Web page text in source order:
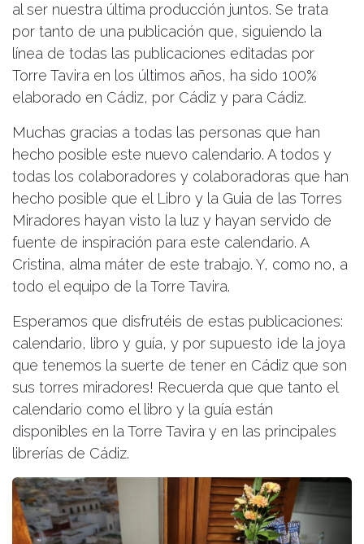
al ser nuestra última producción juntos. Se trata
por tanto de una publicación que, siguiendo la
línea de todas las publicaciones editadas por
Torre Tavira en los últimos años, ha sido 100%
elaborado en Cádiz, por Cádiz y para Cádiz.
Muchas gracias a todas las personas que han
hecho posible este nuevo calendario. A todos y
todas los colaboradores y colaboradoras que han
hecho posible que el Libro y la Guia de las Torres
Miradores hayan visto la luz y hayan servido de
fuente de inspiración para este calendario. A
Cristina, alma máter de este trabajo. Y, como no, a
todo el equipo de la Torre Tavira.
Esperamos que disfrutéis de estas publicaciones:
calendario, libro y guía, y por supuesto ¡de la joya
que tenemos la suerte de tener en Cádiz que son
sus torres miradores! Recuerda que que tanto el
calendario como el libro y la guía están
disponibles en la Torre Tavira y en las principales
librerías de Cádiz.